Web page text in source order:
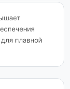
плавной